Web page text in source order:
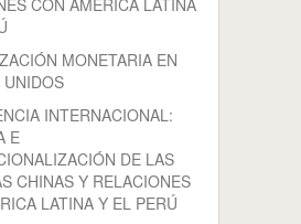
CON AMÉRICA LATINA
MONETARIA EN
UNIDOS
INTERNACIONAL:
E
DE LAS
CHINAS Y RELACIONES
LATINA Y EL PERÚ